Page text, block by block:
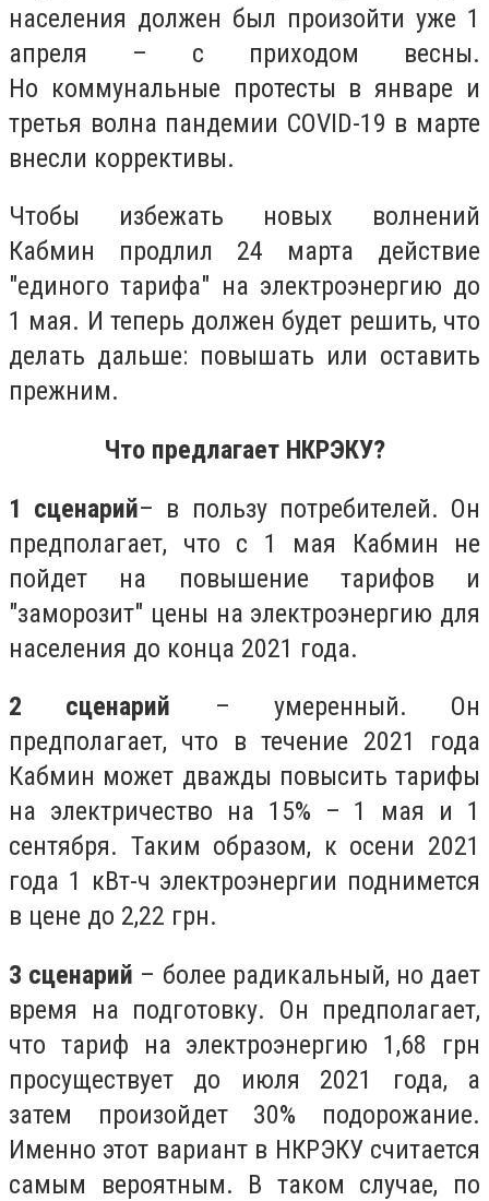
населения должен был произойти уже 1
апреля – с приходом весны.
Но коммунальные протесты в январе и
третья волна пандемии COVID-19 в марте
внесли коррективы.
Чтобы избежать новых волнений
Кабмин продлил 24 марта действие
"единого тарифа" на электроэнергию до
1 мая. И теперь должен будет решить, что
делать дальше: повышать или оставить
прежним.
Что предлагает НКРЭКУ?
1 сценарий– в пользу потребителей. Он
предполагает, что с 1 мая Кабмин не
пойдет на повышение тарифов и
"заморозит" цены на электроэнергию для
населения до конца 2021 года.
2 сценарий – умеренный. Он
предполагает, что в течение 2021 года
Кабмин может дважды повысить тарифы
на электричество на 15% – 1 мая и 1
сентября. Таким образом, к осени 2021
года 1 кВт-ч электроэнергии поднимется
в цене до 2,22 грн.
3 сценарий – более радикальный, но дает
время на подготовку. Он предполагает,
что тариф на электроэнергию 1,68 грн
просуществует до июля 2021 года, а
затем произойдет 30% подорожание.
Именно этот вариант в НКРЭКУ считается
самым вероятным. В таком случае, по